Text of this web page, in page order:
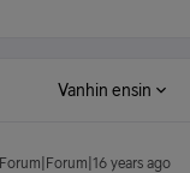
Vanhin ensin
Forum|Forum|16 years ago